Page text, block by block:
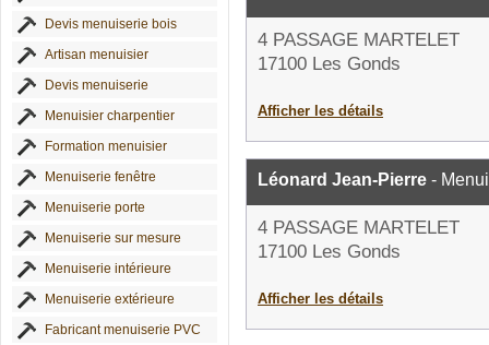
Devis menuiserie bois
Artisan menuisier
Devis menuiserie
Menuisier charpentier
Formation menuisier
Menuiserie fenêtre
Menuiserie porte
Menuiserie sur mesure
Menuiserie intérieure
Menuiserie extérieure
Fabricant menuiserie PVC
4 PASSAGE MARTELET
17100 Les Gonds
Afficher les détails
Léonard Jean-Pierre -
4 PASSAGE MARTELET
17100 Les Gonds
Afficher les détails